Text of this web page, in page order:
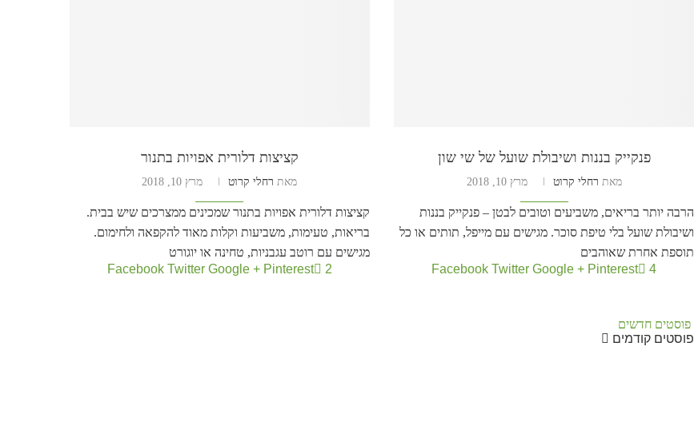
קציצות דלורית אפויות בתנור
מאת רחלי קרוט מרץ 10, 2018
קציצות דלורית אפויות בתנור שמכינים ממצרכים שיש בבית.
בריאות, טעימות, משביעות וקלות מאוד להקפאה ולחימום.
מגישים עם רוטב עגבניות, טחינה או יוגורט
2
Facebook Twitter Google + Pinterest
פנקייק בננות ושיבולת שועל של שי שון
מאת רחלי קרוט מרץ 10, 2018
הרבה יותר בריאים, משביעים וטובים לבטן – פנקייק בננות
ושיבולת שועל בלי טיפת סוכר. מגישים עם מייפל, תותים או כל
תוספת אחרת שאוהבים
4
Facebook Twitter Google + Pinterest
פוסטים חדשים
פוסטים קודמים